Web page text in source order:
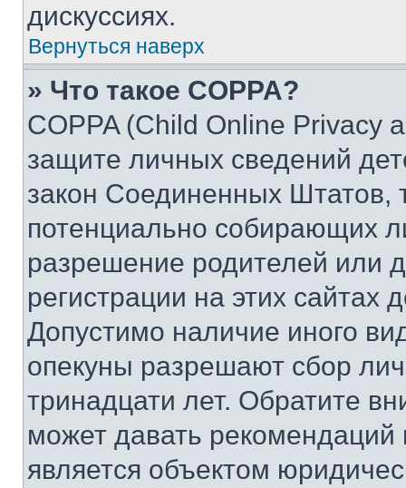
дискуссиях.
Вернуться наверх
» Что такое COPPA?
COPPA (Child Online Privacy
защите личных сведений
закон Соединенных Штатов,
потенциально собирающих
разрешение родителей или
регистрации на этих сайтах
Допустимо наличие иного
опекуны разрешают сбор
тринадцати лет. Обратите
может давать
является объектом